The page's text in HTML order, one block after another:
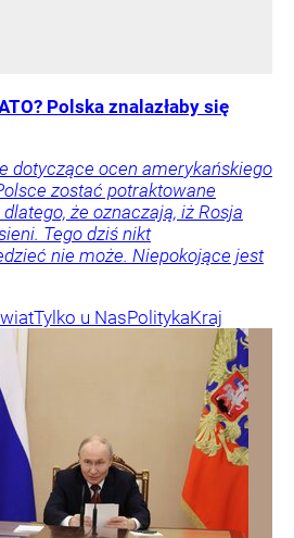
Polska znalazłaby się
dotyczące ocen amerykańskiego
zostać potraktowane
że oznaczają, iż Rosja
Tego dziś nikt
nie może. Niepokojące jest
Tylko u NasPolitykaKraj